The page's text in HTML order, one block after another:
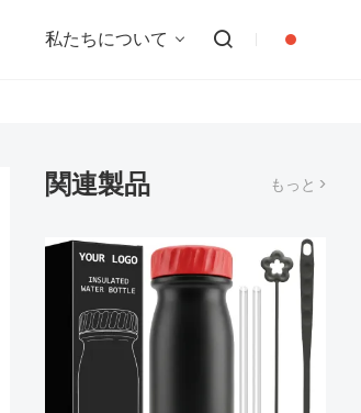
私たちについて
関連製品 もっと >